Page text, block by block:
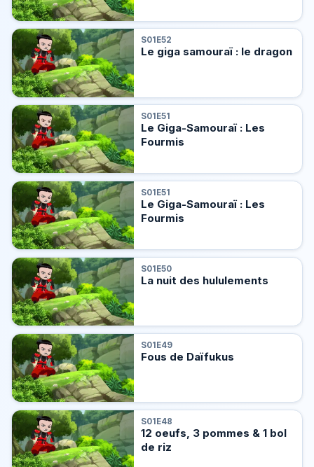
S01E52
Le giga samouraï : le dragon
S01E51
Le Giga-Samouraï : Les
Fourmis
S01E51
Le Giga-Samouraï : Les
Fourmis
S01E50
La nuit des hululements
S01E49
Fous de Daïfukus
S01E48
12 oeufs, 3 pommes & 1 bol
de riz